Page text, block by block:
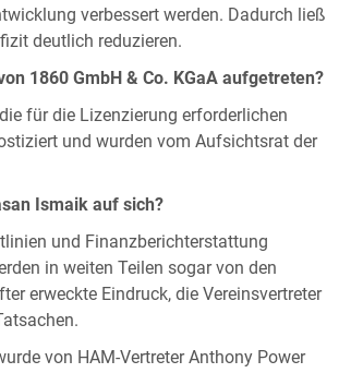
verbessert werden. Dadurch ließ
deutlich reduzieren.
1860 GmbH & Co. KGaA aufgetreten?
für die Lizenzierung erforderlichen
und wurden vom Aufsichtsrat der
Ismaik auf sich?
und Finanzberichterstattung
in weiten Teilen sogar von den
erweckte Eindruck, die Vereinsvertreter
von HAM-Vertreter Anthony Power